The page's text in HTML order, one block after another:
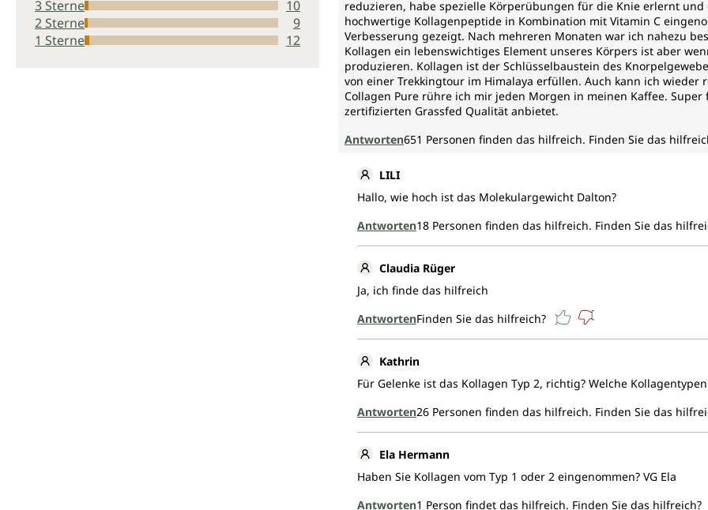
Mit zunehmendem Alter
wichtig, den Körper mit
Dazu reicht die tägliche
Fleisch und Milchprodukte
zeichnet sich durch eine
Glycin, Prolin und
und die typische
Optimal löslich
kann in Shakes, Smoothies,
getrunken werden. Eine
unterstützt den Körper mit 9
Wirkungsspektrum*
Proteine
Erhaltung und
3 Sterne
10
2 Sterne
9
1 Sterne
12
reduzieren, habe spezielle Körperübungen für die Knie erlernt
hochwertige Kollagenpeptide in Kombination mit Vitamin C
Verbesserung gezeigt. Nach mehreren Monaten war ich nahezu
Kollagen ein lebenswichtiges Element unseres Körpers ist aber
produzieren. Kollagen ist der Schlüsselbaustein des
von einer Trekkingtour im Himalaya erfüllen. Auch kann ich
Collagen Pure rühre ich mir jeden Morgen in meinen Kaffee.
zertifizierten Grassfed Qualität anbietet.
Antworten651 Personen finden das hilfreich. Finden Sie das
LILI
Hallo, wie hoch ist das Molekulargewicht Dalton?
Antworten18 Personen finden das hilfreich. Finden Sie das
Claudia Rüger
Ja, ich finde das hilfreich
AntwortenFinden Sie das hilfreich?
Kathrin
Für Gelenke ist das Kollagen Typ 2, richtig? Welche
Antworten26 Personen finden das hilfreich. Finden Sie das
Ela Hermann
Haben Sie Kollagen vom Typ 1 oder 2 eingenommen? VG Ela
Antworten1 Person findet das hilfreich. Finden Sie das hilfreich?